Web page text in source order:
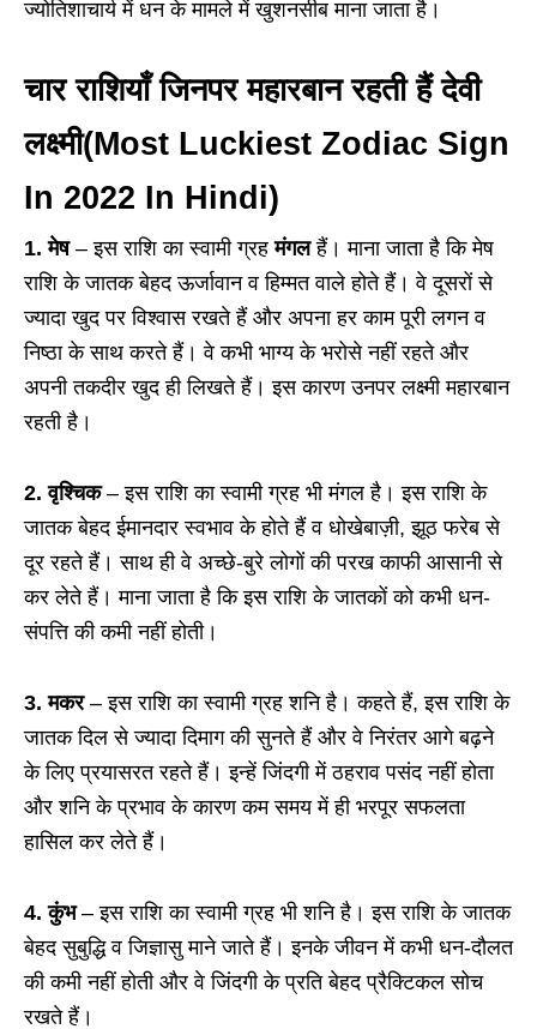
ज्योतिशाचार्य में धन के मामले में खुशनसीब माना जाता है।
चार राशियाँ जिनपर महारबान रहती हैं देवी
लक्ष्मी(Most Luckiest Zodiac Sign
In 2022 In Hindi)
1. मेष – इस राशि का स्वामी ग्रहमंगलहैं। माना जाता है कि मेष
राशि के जातक बेहद ऊर्जावान व हिम्मत वाले होते हैं। वे दूसरों से
ज्यादा खुद पर विश्वास रखते हैं और अपना हर काम पूरी लगन व
निष्ठा के साथ करते हैं। वे कभी भाग्य के भरोसे नहीं रहते और
अपनी तकदीर खुद ही लिखते हैं। इस कारण उनपर लक्ष्मी महारबान
रहती है।
2. वृश्चिक– इस राशि का स्वामी ग्रह भी मंगल है। इस राशि के
जातक बेहद ईमानदार स्वभाव के होते हैं व धोखेबाज़ी, झूठ फरेब से
दूर रहते हैं। साथ ही वे अच्छे-बुरे लोगों की परख काफी आसानी से
कर लेते हैं। माना जाता है कि इस राशि के जातकों को कभी धन-
संपत्ति की कमी नहीं होती।
3. मकर – इस राशि का स्वामी ग्रह शनि है। कहते हैं, इस राशि के
जातक दिल से ज्यादा दिमाग की सुनते हैं और वे निरंतर आगे बढ़ने
के लिए प्रयासरत रहते हैं। इन्हें जिंदगी में ठहराव पसंद नहीं होता
और शनि के प्रभाव के कारण कम समय में ही भरपूर सफलता
हासिल कर लेते हैं।
4. कुंभ– इस राशि का स्वामी ग्रह भी शनि है। इस राशि के जातक
बेहद सुबुद्धि व जिज्ञासु माने जाते हैं। इनके जीवन में कभी धन-दौलत
की कमी नहीं होती और वे जिंदगी के प्रति बेहद प्रैक्टिकल सोच
रखते हैं।